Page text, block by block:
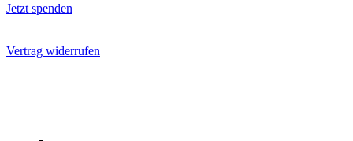
Jetzt spenden
Vertrag widerrufen